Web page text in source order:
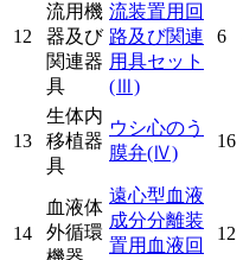
12
流用機
器及び
関連器
具
流装置用回
路及び関連
用具セット
(Ⅲ)
6
13
生体内
移植器
具
ウシ心のう
膜弁(Ⅳ)
16
14
血液体
外循環
遠心型血液
成分分離装
置用血液回
12